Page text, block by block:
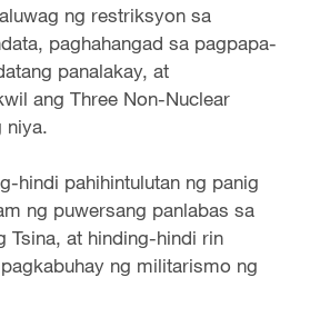
ng restriksyon sa
paghahangad sa pagpapa-
panalakay, at
ang Three Non-Nuclear
niya.
hindi pahihintulutan ng panig
ng puwersang panlabas sa
Tsina, at hinding-hindi rin
ng militarismo ng